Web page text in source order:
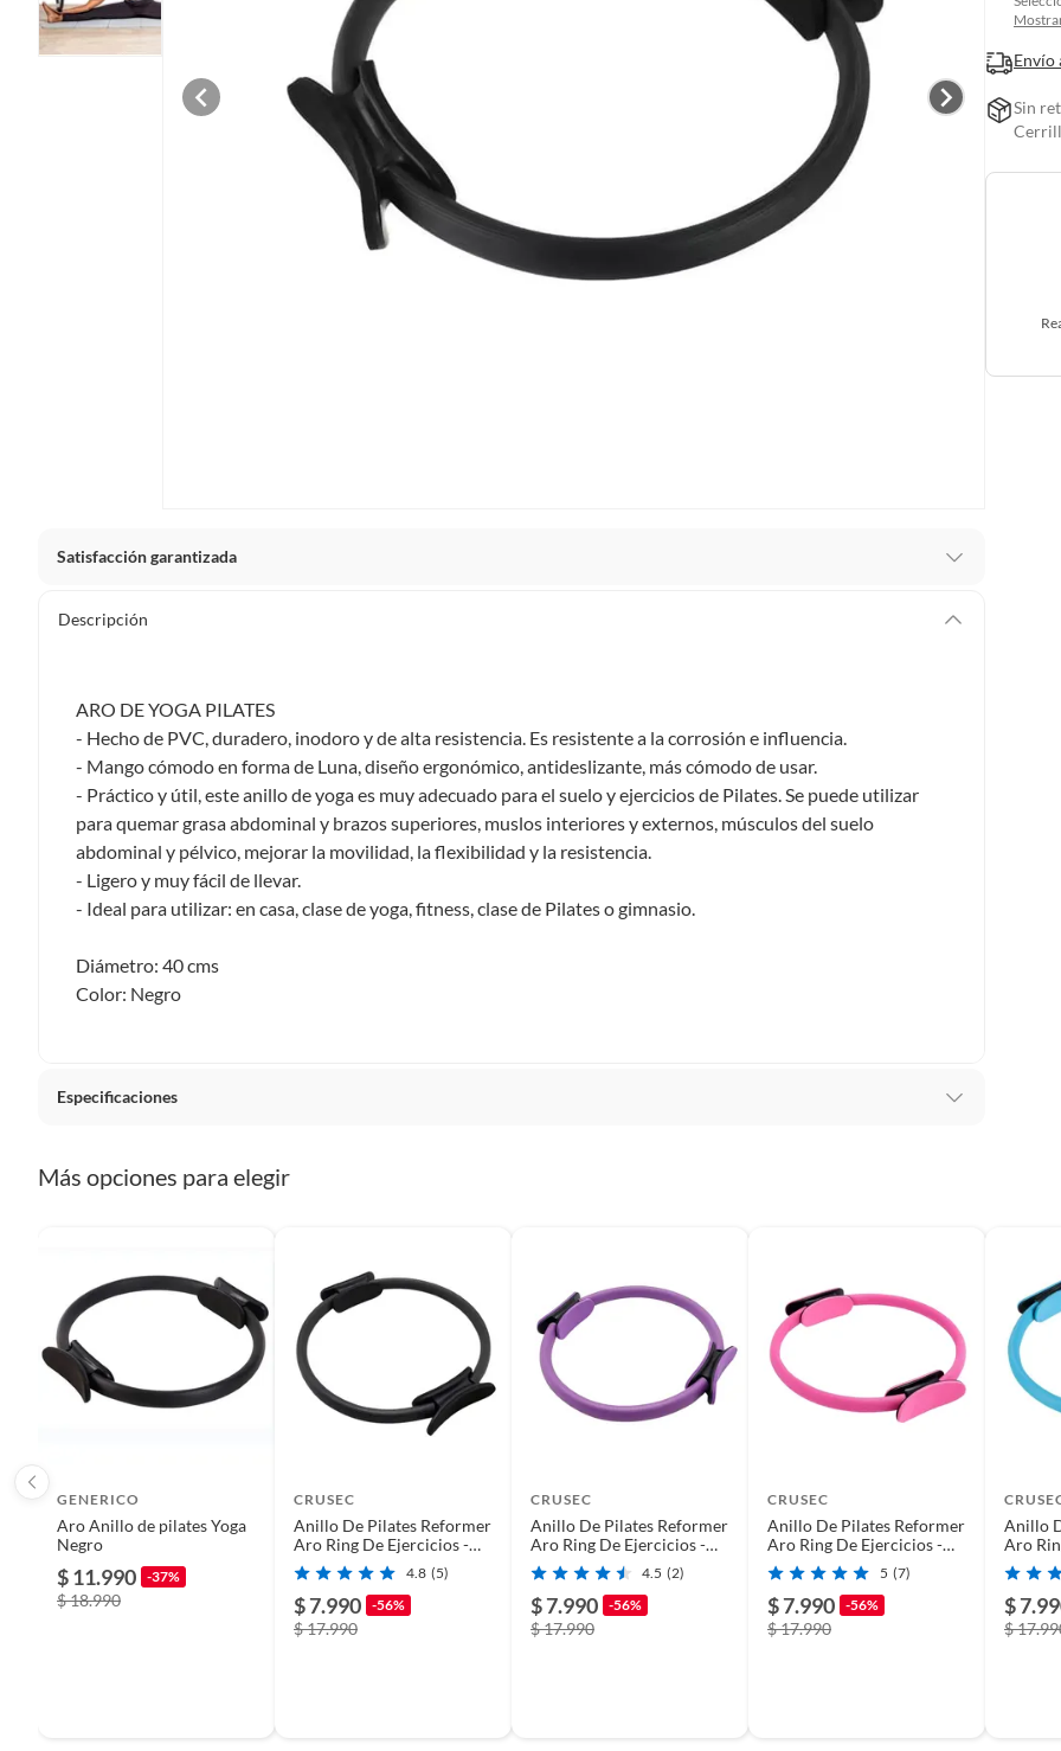
Satisfacción garantizada
Debe estar en perfecto estado, con todas sus etiquetas, sellos intactos y sin uso, tal como te lo entregamos. Ten
Confeccionados a la medida.
De uso personal.
En sodimac.cl te damos30 días desde que recibes el producto. Debe estar en perfecto estado, con todas sus
etiquetas y sin uso, tal como te lo entregamos.
Productos digitales que se entregan a través de una descarga electrónica, por ejemplo, cupones de experiencia o
programas para el computador.
Productos a pedido o confeccionados a medida.
remanufacturados o con alguna deficiencia, que sean comprados en esa condición a un precio reducido.
Alimentos, bebidas, medicamentos, suplementos alimenticios, vitaminas, entre otros análogos.
De uso personal.
Descripción
ARO DE YOGA PILATES
- Hecho de PVC, duradero, inodoro y de alta resistencia. Es resistente a la corrosión e influencia.
- Mango cómodo en forma de Luna, diseño ergonómico, antideslizante, más cómodo de usar.
- Práctico y útil, este anillo de yoga es muy adecuado para el suelo y ejercicios de Pilates. Se puede utilizar
para quemar grasa abdominal y brazos superiores, muslos interiores y externos, músculos del suelo
abdominal y pélvico, mejorar la movilidad, la flexibilidad y la resistencia.
- Ligero y muy fácil de llevar.
- Ideal para utilizar: en casa, clase de yoga, fitness, clase de Pilates o gimnasio.
Diámetro: 40 cms
Color: Negro
Especificaciones
Detalle de la garantía FALLA DE FABRICA
Condicion del producto Nuevo
Tipo de accesorio de entrenamiento Aros de pilates
Cantidad de paquetes
Envío
Sin
Más opciones para elegir
GENERICO
Aro Anillo de pilates Yoga
Negro
$ 11.990 -37%
$ 18.990
CRUSEC
Anillo De Pilates Reformer
Aro Ring De Ejercicios -
Negro
4.8 (5)
$ 7.990 -56%
$ 17.990
CRUSEC
Anillo De Pilates Reformer
Aro Ring De Ejercicios -
Morado
4.5 (2)
$ 7.990 -56%
$ 17.990
CRUSEC
Anillo De Pilates Reformer
Aro Ring De Ejercicios -
Rosado
5 (7)
$ 7.990 -56%
$ 17.990
Anillo
Aro
Celeste
$
$